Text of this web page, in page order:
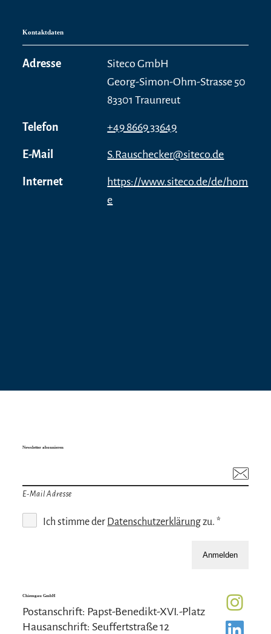
Kontaktdaten
Adresse
Siteco GmbH
Georg-Simon-Ohm-Strasse 50
83301 Traunreut
Telefon +49 8669 33649
E-Mail S.Rauschecker@siteco.de
Internet
https://www.siteco.de/de/hom
e
Newsletter abonnieren
E-Mail Adresse
Ich stimme der Datenschutzerklärungzu. *
Anmelden
Chiemgau GmbH
Postanschrift: Papst-Benedikt-XVI.-Platz
Hausanschrift: Seuffertstraße 12